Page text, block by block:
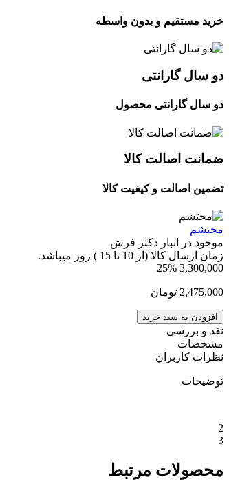
خرید مستقیم و بدون واسطه
دو سال گارانتی
دو سال گارانتی محصول
ضمانت اصالت کالا
تضمین اصالت و کیفیت کالا
محتشم
موجود در انبار دکتر فرش
زمان ارسال کالا (از 10 تا 15 ) روز میباشد.
3,300,000
25%
2,475,000 تومان
افزودن به سبد خرید
نقد و بررسی
مشخصات
نظرات کاربران
توضیحات
2
3
محصولات مرتبط